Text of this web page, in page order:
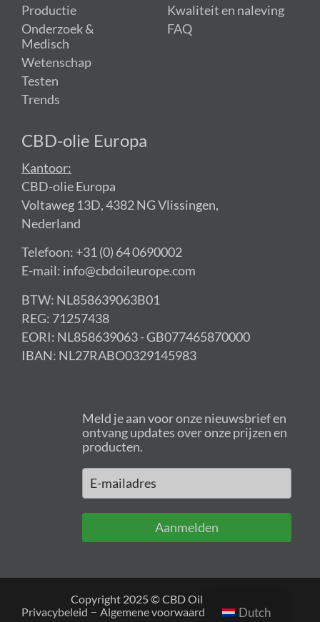
Productie
Onderzoek &
Medisch
Wetenschap
Testen
Trends
Kwaliteit en naleving
FAQ
CBD-olie Europa
Kantoor:
CBD-olie Europa
Voltaweg 13D, 4382 NG Vlissingen,
Nederland
Telefoon: +31 (0) 64 0690002
E-mail: info@cbdoileurope.com
BTW: NL858639063B01
REG: 71257438
EORI: NL858639063 - GB077465870000
IBAN: NL27RABO0329145983
Meld je aan voor onze nieuwsbrief en
ontvang updates over onze prijzen en
producten.
Aanmelden
Copyright 2025 © CBD Oil Europe -
Privacybeleid
Algemene voorwaarden Cookies
Dutch